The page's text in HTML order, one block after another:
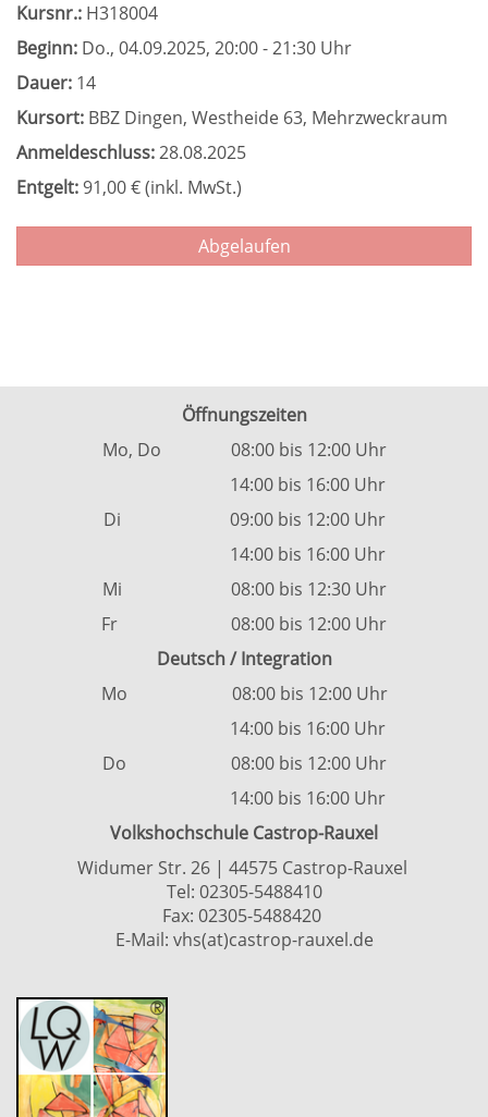
Kursnr.: H318004
Beginn: Do., 04.09.2025, 20:00 - 21:30 Uhr
Dauer: 14
Kursort: BBZ Dingen, Westheide 63, Mehrzweckraum
Anmeldeschluss:28.08.2025
Entgelt: 91,00 € (inkl. MwSt.)
Abgelaufen
Öffnungszeiten
Mo, Do 08:00 bis 12:00 Uhr
14:00 bis 16:00 Uhr
Di 09:00 bis 12:00 Uhr
14:00 bis 16:00 Uhr
Mi 08:00 bis 12:30 Uhr
Fr 08:00 bis 12:00 Uhr
Deutsch / Integration
Mo 08:00 bis 12:00 Uhr
14:00 bis 16:00 Uhr
Do 08:00 bis 12:00 Uhr
14:00 bis 16:00 Uhr
Volkshochschule Castrop-Rauxel
Widumer Str. 26 | 44575 Castrop-Rauxel
Tel: 02305-5488410
Fax: 02305-5488420
E-Mail: vhs(at)castrop-rauxel.de